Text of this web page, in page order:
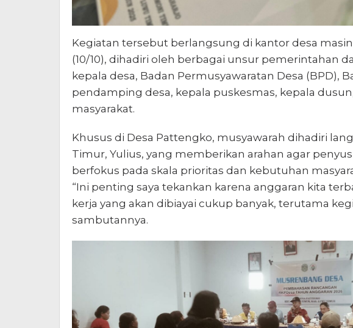
Kegiatan tersebut berlangsung di kantor desa
(10/10), dihadiri oleh berbagai unsur pemerintahan
kepala desa, Badan Permusyawaratan Desa (BPD),
pendamping desa, kepala puskesmas, kepala
masyarakat.
Khusus di Desa Pattengko, musyawarah dihadiri
Timur, Yulius, yang memberikan arahan agar
berfokus pada skala prioritas dan kebutuhan
“Ini penting saya tekankan karena anggaran kita
kerja yang akan dibiayai cukup banyak, terutama
sambutannya.